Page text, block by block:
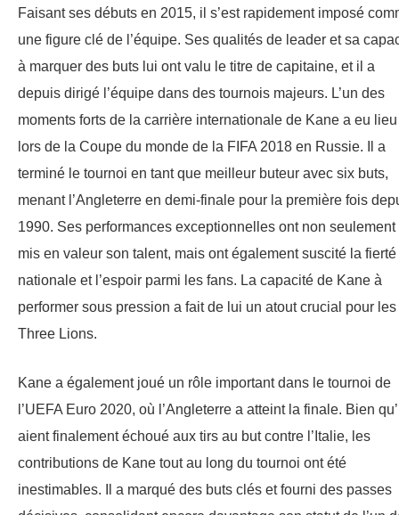
Faisant ses débuts en 2015, il s’est rapidement imposé
une figure clé de l’équipe. Ses qualités de leader et sa
à marquer des buts lui ont valu le titre de capitaine, et il a
depuis dirigé l’équipe dans des tournois majeurs. L’un des
moments forts de la carrière internationale de Kane a eu lieu
lors de la Coupe du monde de la FIFA 2018 en Russie. Il a
terminé le tournoi en tant que meilleur buteur avec six buts,
menant l’Angleterre en demi-finale pour la première fois
1990. Ses performances exceptionnelles ont non seulement
mis en valeur son talent, mais ont également suscité la fierté
nationale et l’espoir parmi les fans. La capacité de Kane à
performer sous pression a fait de lui un atout crucial pour les
Three Lions.
Kane a également joué un rôle important dans le tournoi de
l’UEFA Euro 2020, où l’Angleterre a atteint la finale. Bien
aient finalement échoué aux tirs au but contre l’Italie, les
contributions de Kane tout au long du tournoi ont été
inestimables. Il a marqué des buts clés et fourni des passes